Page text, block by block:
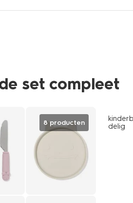
set compleet
8 producten
delig